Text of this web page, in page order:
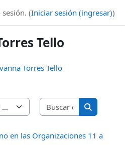
(Iniciar sesión (ingresar))
Tello
Torres Tello
Buscar
Buscar
en las Organizaciones 11 a